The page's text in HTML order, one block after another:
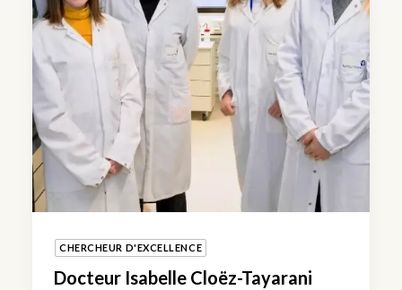
CHERCHEUR D'EXCELLENCE
Docteur Isabelle Cloëz-Tayarani